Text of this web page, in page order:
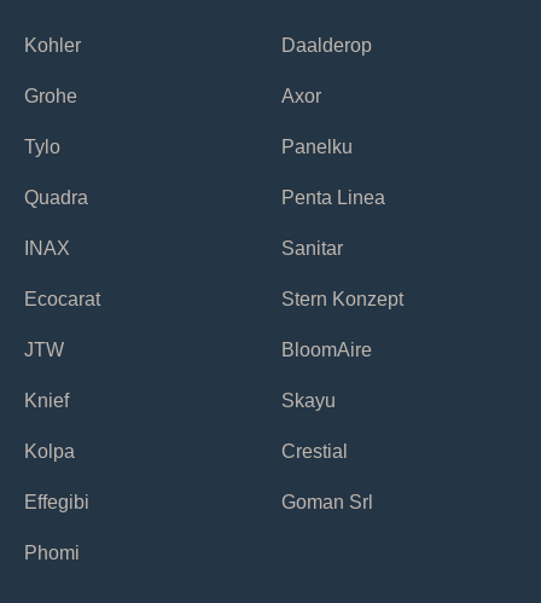
Kohler
Grohe
Tylo
Quadra
INAX
Ecocarat
JTW
Knief
Kolpa
Effegibi
Phomi
Daalderop
Axor
Panelku
Penta Linea
Sanitar
Stern Konzept
BloomAire
Skayu
Crestial
Goman Srl